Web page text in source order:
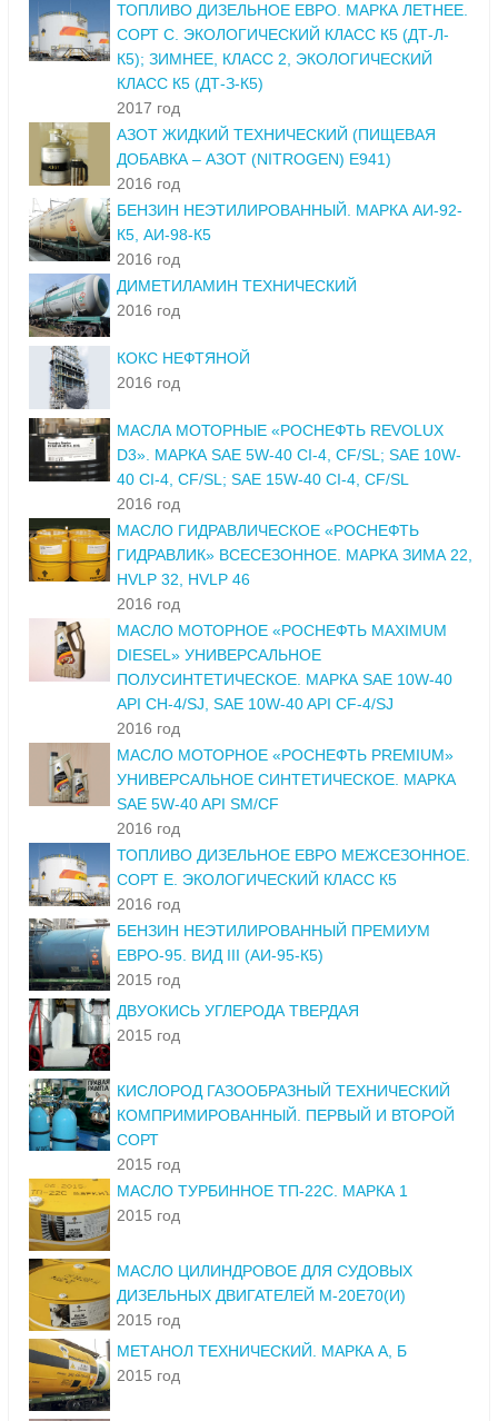
ТОПЛИВО ДИЗЕЛЬНОЕ ЕВРО. МАРКА ЛЕТНЕЕ.
СОРТ С. ЭКОЛОГИЧЕСКИЙ КЛАСС К5 (ДТ-Л-
К5); ЗИМНЕЕ, КЛАСС 2, ЭКОЛОГИЧЕСКИЙ
КЛАСС К5 (ДТ-З-К5)
2017 год
АЗОТ ЖИДКИЙ ТЕХНИЧЕСКИЙ (ПИЩЕВАЯ
ДОБАВКА – АЗОТ (NITROGEN) E941)
2016 год
БЕНЗИН НЕЭТИЛИРОВАННЫЙ. МАРКА АИ-92-
К5, АИ-98-К5
2016 год
ДИМЕТИЛАМИН ТЕХНИЧЕСКИЙ
2016 год
КОКС НЕФТЯНОЙ
2016 год
МАСЛА МОТОРНЫЕ «РОСНЕФТЬ REVOLUX
D3». МАРКА SAE 5W-40 CI-4, CF/SL; SAE 10W-
40 CI-4, CF/SL; SAE 15W-40 CI-4, CF/SL
2016 год
МАСЛО ГИДРАВЛИЧЕСКОЕ «РОСНЕФТЬ
ГИДРАВЛИК» ВСЕСЕЗОННОЕ. МАРКА ЗИМА 22,
HVLP 32, HVLP 46
2016 год
МАСЛО МОТОРНОЕ «РОСНЕФТЬ MAXIMUM
DIESEL» УНИВЕРСАЛЬНОЕ
ПОЛУСИНТЕТИЧЕСКОЕ. МАРКА SAE 10W-40
API CH-4/SJ, SAE 10W-40 API CF-4/SJ
2016 год
МАСЛО МОТОРНОЕ «РОСНЕФТЬ PREMIUM»
УНИВЕРСАЛЬНОЕ СИНТЕТИЧЕСКОЕ. МАРКА
SAE 5W-40 API SM/CF
2016 год
ТОПЛИВО ДИЗЕЛЬНОЕ ЕВРО МЕЖСЕЗОННОЕ.
СОРТ Е. ЭКОЛОГИЧЕСКИЙ КЛАСС К5
2016 год
БЕНЗИН НЕЭТИЛИРОВАННЫЙ ПРЕМИУМ
ЕВРО-95. ВИД III (АИ-95-К5)
2015 год
ДВУОКИСЬ УГЛЕРОДА ТВЕРДАЯ
2015 год
КИСЛОРОД ГАЗООБРАЗНЫЙ ТЕХНИЧЕСКИЙ
КОМПРИМИРОВАННЫЙ. ПЕРВЫЙ И ВТОРОЙ
СОРТ
2015 год
МАСЛО ТУРБИННОЕ ТП-22С. МАРКА 1
2015 год
МАСЛО ЦИЛИНДРОВОЕ ДЛЯ СУДОВЫХ
ДИЗЕЛЬНЫХ ДВИГАТЕЛЕЙ М-20Е70(И)
2015 год
МЕТАНОЛ ТЕХНИЧЕСКИЙ. МАРКА А, Б
2015 год